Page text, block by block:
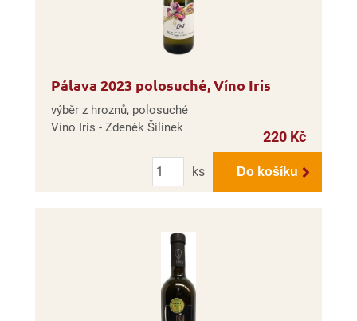
Pálava 2023 polosuché, Víno Iris
výběr z hroznů, polosuché
Víno Iris - Zdeněk Šilinek
220 Kč
Počet
ks
Do košíku